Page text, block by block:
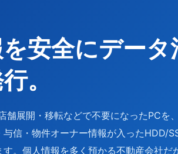
安全にデータ
。
舗展開・移転などで不要になったPCを
信・物件オーナー情報が入ったHDD/
。個人情報を多く預かる不動産会社だ